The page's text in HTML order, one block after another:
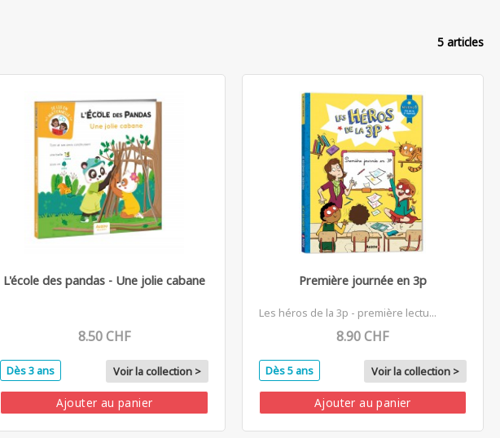
5 articles
L'école des pandas - Une jolie cabane
8.50 CHF
Dès 3 ans Voir la collection >
Ajouter au panier
Première journée en 3p
Les héros de la 3p - première lectu...
8.90 CHF
Dès 5 ans Voir la collection >
Ajouter au panier